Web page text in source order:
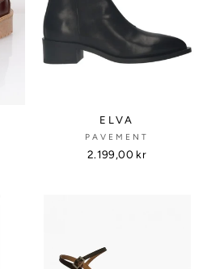
ELVA
PAVEMENT
2.199,00 kr